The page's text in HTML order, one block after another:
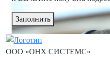
Заполнить
ООО «ОНХ СИСТЕМС»